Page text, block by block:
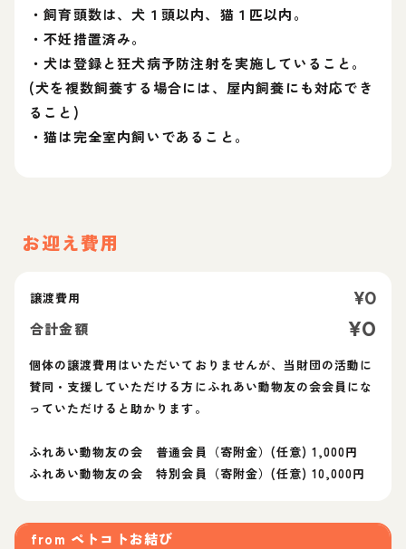
・飼育頭数は、犬１頭以内、猫１匹以内。
・不妊措置済み。
・犬は登録と狂犬病予防注射を実施していること。
(犬を複数飼養する場合には、屋内飼養にも対応でき
ること)
・猫は完全室内飼いであること。
お迎え費用
譲渡費用 ¥0
合計金額 ¥0
個体の譲渡費用はいただいておりませんが、当財団の活動に
賛同・支援していただける方にふれあい動物友の会会員にな
っていただけると助かります。
ふれあい動物友の会 普通会員（寄附金）(任意) 1,000円
ふれあい動物友の会 特別会員（寄附金）(任意) 10,000円
from ペトコトお結び